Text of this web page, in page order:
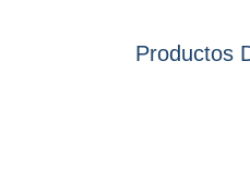
Productos